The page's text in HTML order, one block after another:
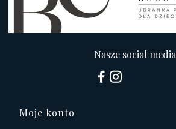
Nasze social media
Linki w stopce
Moje konto